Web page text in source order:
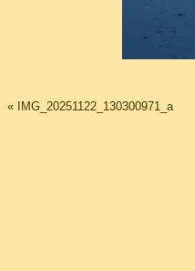
«
IMG_20251122_130300971_a